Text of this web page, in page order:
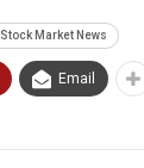
Stock Market News
Email